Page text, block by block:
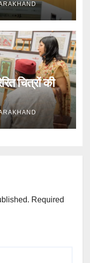
चित्रों की
Required